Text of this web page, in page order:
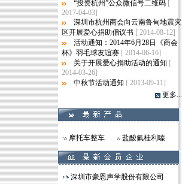
“投资杭州”公众微信号二维码[
2017-04-03]
深圳市杭州商会向云南鲁甸地震灾
区开展爱心捐助倡议书[ 2014-08-12]
活动通知：2014年6月28日《商会
杯》羽毛球友谊赛[ 2014-06-16]
关于开展爱心捐助活动的通知 [
2014-03-26]
中秋节活动通知 [ 2013-09-11]
更多...
摩托车整车 盐酸氟桂利嗪
深圳市豪恩声学股份有限公司